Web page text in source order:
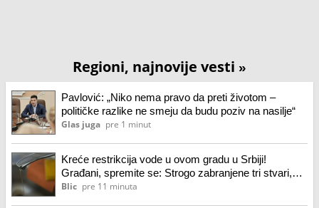
Regioni, najnovije vesti »
Pavlović: „Niko nema pravo da preti životom –
političke razlike ne smeju da budu poziv na nasilje“
Glas juga pre 1 minut
Kreće restrikcija vode u ovom gradu u Srbiji!
Građani, spremite se: Strogo zabranjene tri stvari,
pljuštaće i kazne!
Blic pre 11 minuta